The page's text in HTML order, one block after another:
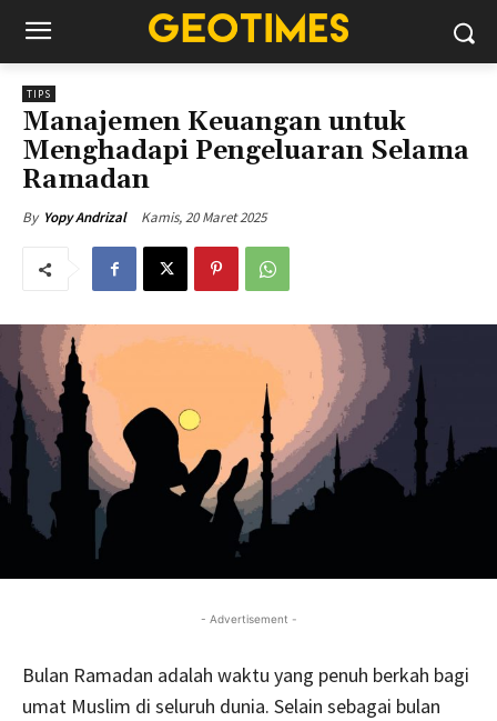
TIPS
Manajemen Keuangan untuk
Menghadapi Pengeluaran Selama
Ramadan
By Yopy Andrizal Kamis, 20 Maret 2025
- Advertisement -
Bulan Ramadan adalah waktu yang penuh berkah bagi
umat Muslim di seluruh dunia. Selain sebagai bulan